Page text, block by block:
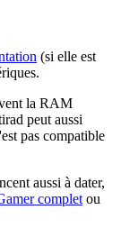
(si elle est
la RAM
peut aussi
pas compatible
aussi à dater,
complet ou